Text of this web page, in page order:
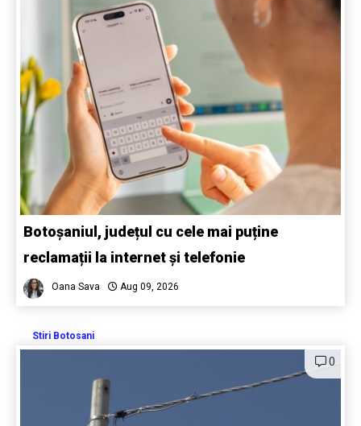
Botoșaniul, județul cu cele mai puține
reclamații la internet și telefonie
Oana Sava Aug 09, 2026
Stiri Botosani
0